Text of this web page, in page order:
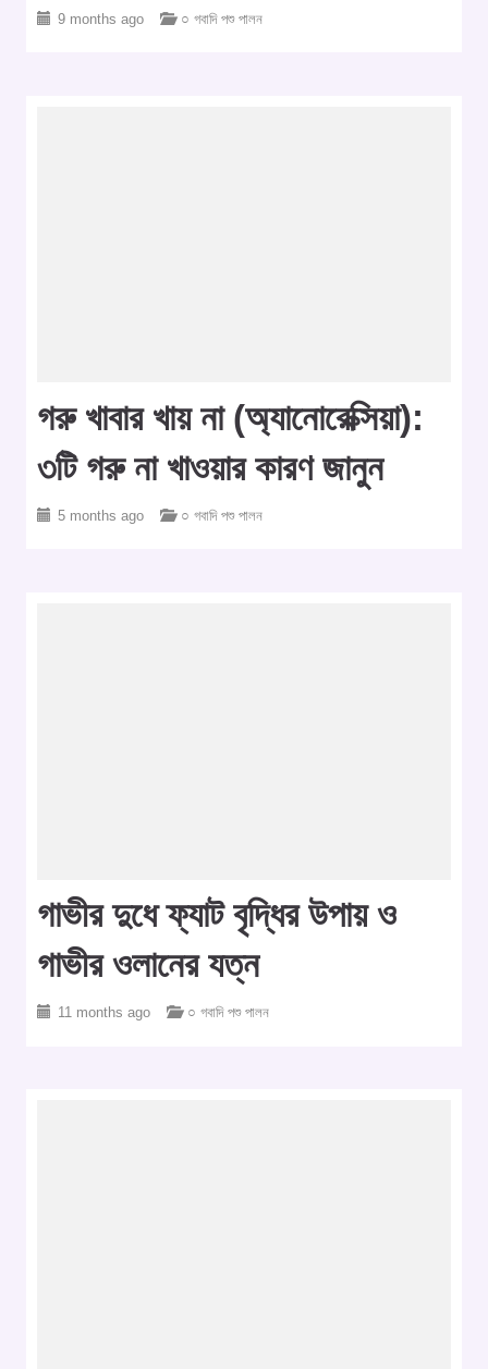
9 months ago ○ গবাদি পশু পালন
গরু খাবার খায় না (অ্যানোরেক্সিয়া):
৩টি গরু না খাওয়ার কারণ জানুন
5 months ago ○ গবাদি পশু পালন
গাভীর দুধে ফ্যাট বৃদ্ধির উপায় ও
গাভীর ওলানের যত্ন
11 months ago ○ গবাদি পশু পালন